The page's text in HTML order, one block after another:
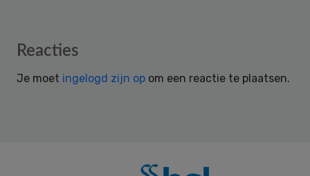
Reader
Reacties
Je moet ingelogd zijn op om een reactie te plaatsen.